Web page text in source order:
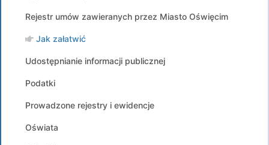
Rejestr umów zawieranych przez Miasto Oświęcim
Jak załatwić
Udostępnianie informacji publicznej
Podatki
Prowadzone rejestry i ewidencje
Oświata